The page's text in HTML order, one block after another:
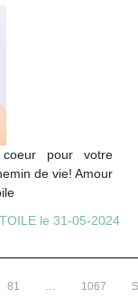
pour votre
de vie! Amour
le 31-05-2024
81 … 1067